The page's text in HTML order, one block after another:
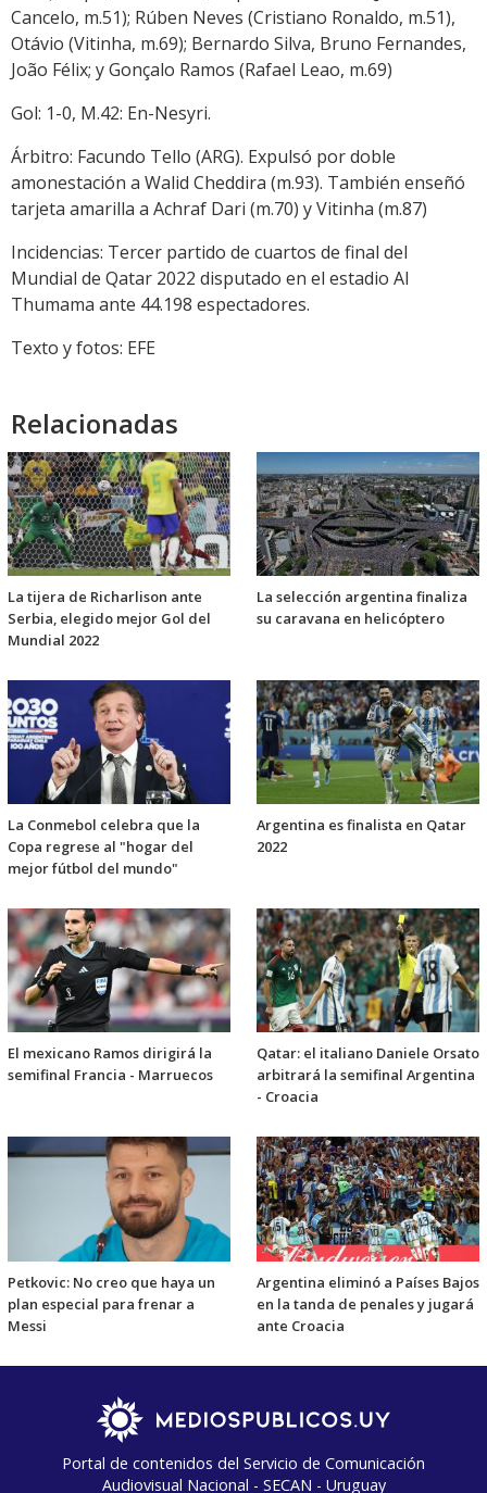
Cancelo, m.51); Rúben Neves (Cristiano Ronaldo, m.51),
Otávio (Vitinha, m.69); Bernardo Silva, Bruno Fernandes,
João Félix; y Gonçalo Ramos (Rafael Leao, m.69)
Gol: 1-0, M.42: En-Nesyri.
Árbitro: Facundo Tello (ARG). Expulsó por doble
amonestación a Walid Cheddira (m.93). También enseñó
tarjeta amarilla a Achraf Dari (m.70) y Vitinha (m.87)
Incidencias: Tercer partido de cuartos de final del
Mundial de Qatar 2022 disputado en el estadio Al
Thumama ante 44.198 espectadores.
Texto y fotos: EFE
Relacionadas
La tijera de Richarlison ante
Serbia, elegido mejor Gol del
Mundial 2022
La selección argentina finaliza
su caravana en helicóptero
La Conmebol celebra que la
Copa regrese al "hogar del
mejor fútbol del mundo"
Argentina es finalista en Qatar
2022
El mexicano Ramos dirigirá la
semifinal Francia - Marruecos
Qatar: el italiano Daniele Orsato
arbitrará la semifinal Argentina
- Croacia
Petkovic: No creo que haya un
plan especial para frenar a
Messi
Argentina eliminó a Países Bajos
en la tanda de penales y jugará
ante Croacia
Portal de contenidos del Servicio de Comunicación
Audiovisual Nacional - SECAN - Uruguay